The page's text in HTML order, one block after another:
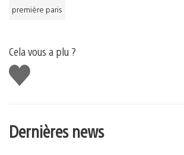
première paris
Cela vous a plu ?
J'aime
Dernières news